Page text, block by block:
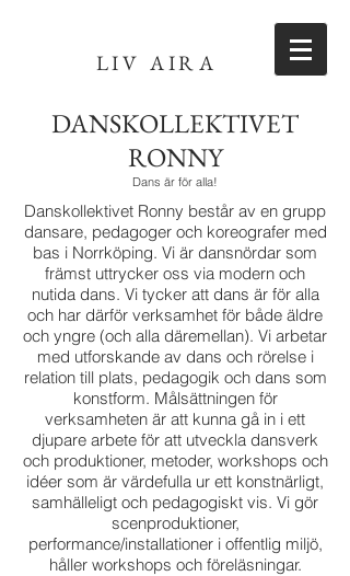
LIV AIRA
DANSKOLLEKTIVET
RONNY
Dans är för alla!
Danskollektivet Ronny består av en grupp
dansare, pedagoger och koreografer med
bas i Norrköping. Vi är dansnördar som
främst uttrycker oss via modern och
nutida dans. Vi tycker att dans är för alla
och har därför verksamhet för både äldre
och yngre (och alla däremellan). Vi arbetar
med utforskande av dans och rörelse i
relation till plats, pedagogik och dans som
konstform. Målsättningen för
verksamheten är att kunna gå in i ett
djupare arbete för att utveckla dansverk
och produktioner, metoder, workshops och
idéer som är värdefulla ur ett konstnärligt,
samhälleligt och pedagogiskt vis. Vi gör
scenproduktioner,
performance/installationer i offentlig miljö,
håller workshops och föreläsningar.